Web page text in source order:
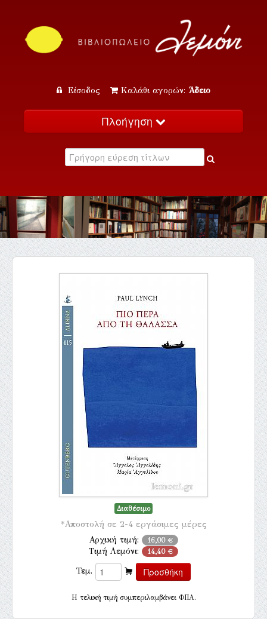
Είσοδος Καλάθι αγορών: Άδειο
Πλοήγηση
Κατάλογος
Εκδηλώσεις
Επικοινωνία
Διαθέσιμο
*Αποστολή σε 2-4 εργάσιμες μέρες
Αρχική τιμή: 16,00 €
Τιμή Λεμόνι: 14,40 €
Τεμ.
H τελική τιμή συμπεριλαμβάνει ΦΠΑ.